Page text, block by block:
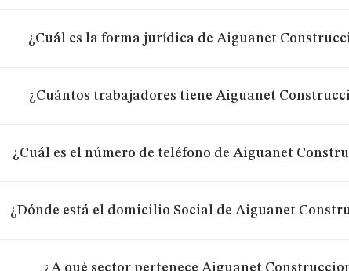
¿Cuál es la forma jurídica de Aiguanet
¿Cuántos trabajadores tiene Aiguanet
¿Cuál es el número de teléfono de Aiguanet
¿Dónde está el domicilio Social de Aiguanet
¿A qué sector pertenece Aiguanet